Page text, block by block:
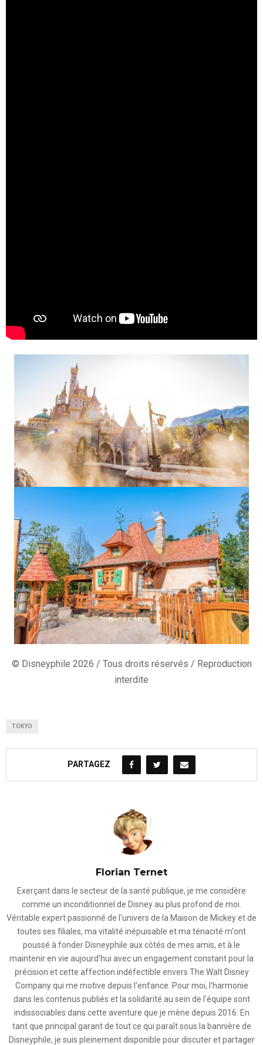
© Disneyphile 2026 / Tous droits réservés / Reproduction
interdite
TOKYO
PARTAGEZ
Florian Ternet
Exerçant dans le secteur de la santé publique, je me considère
comme un inconditionnel de Disney au plus profond de moi.
Véritable expert passionné de l'univers de la Maison de Mickey et de
toutes ses filiales, ma vitalité inépuisable et ma ténacité m'ont
poussé à fonder Disneyphile aux côtés de mes amis, et à le
maintenir en vie aujourd'hui avec un engagement constant pour la
précision et cette affection indéfectible envers The Walt Disney
Company qui me motive depuis l'enfance. Pour moi, l'harmonie
dans les contenus publiés et la solidarité au sein de l'équipe sont
indissociables dans cette aventure que je mène depuis 2016. En
tant que principal garant de tout ce qui paraît sous la bannière de
Disneyphile, je suis pleinement disponible pour discuter et partager